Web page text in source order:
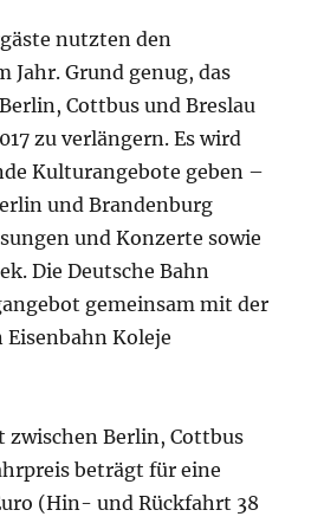
nutzten den
Jahr. Grund genug, das
Cottbus und Breslau
zu verlängern. Es wird
Kulturangebote geben –
und Brandenburg
und Konzerte sowie
Die Deutsche Bahn
gemeinsam mit der
Eisenbahn Koleje
zwischen Berlin, Cottbus
beträgt für eine
(Hin- und Rückfahrt 38